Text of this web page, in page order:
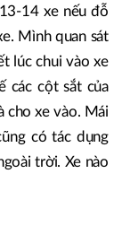
14 xe nếu đỗ
Mình quan sát
lúc chui vào xe
các cột sắt của
cho xe vào. Mái
có tác dụng
trời. Xe nào